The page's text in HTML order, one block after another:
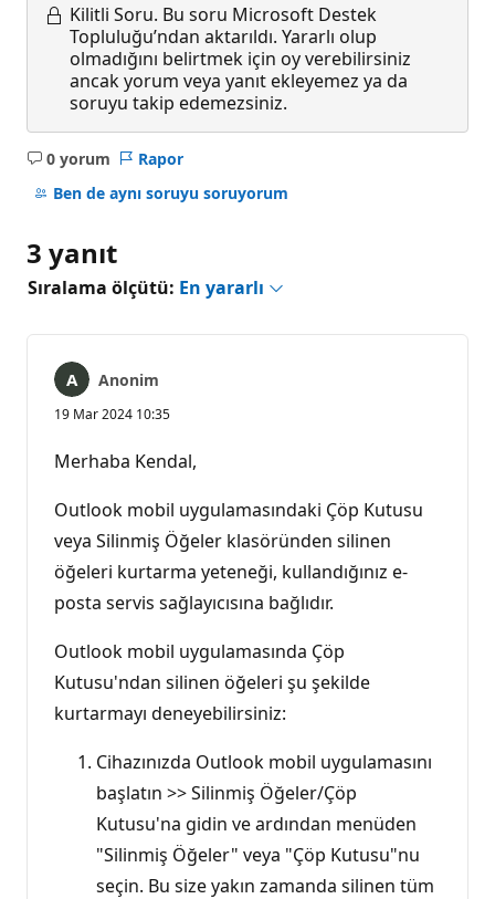
Kilitli Soru. Bu soru Microsoft Destek
Topluluğu’ndan aktarıldı. Yararlı olup
olmadığını belirtmek için oy verebilirsiniz
ancak yorum veya yanıt ekleyemez ya da
soruyu takip edemezsiniz.
0 yorum
Açıklama
yok
Rapor
Ben de aynı soruyu soruyorum
3 yanıt
Sıralama ölçütü: En yararlı
Anonim
19 Mar 2024 10:35
Merhaba Kendal,
Outlook mobil uygulamasındaki Çöp Kutusu
veya Silinmiş Öğeler klasöründen silinen
öğeleri kurtarma yeteneği, kullandığınız e-
posta servis sağlayıcısına bağlıdır.
Outlook mobil uygulamasında Çöp
Kutusu'ndan silinen öğeleri şu şekilde
kurtarmayı deneyebilirsiniz:
Cihazınızda Outlook mobil uygulamasını
başlatın >> Silinmiş Öğeler/Çöp
Kutusu'na gidin ve ardından menüden
"Silinmiş Öğeler" veya "Çöp Kutusu"nu
seçin. Bu size yakın zamanda silinen tüm